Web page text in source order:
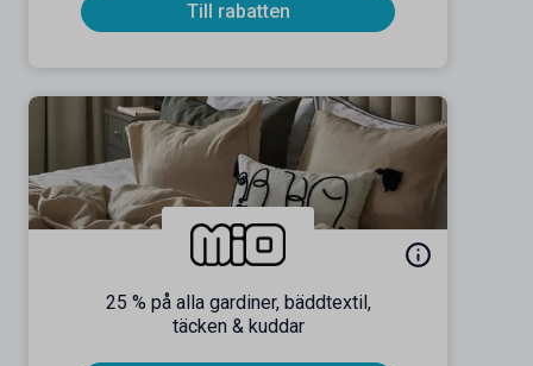
Till rabatten
25 % på alla gardiner, bäddtextil,
täcken & kuddar